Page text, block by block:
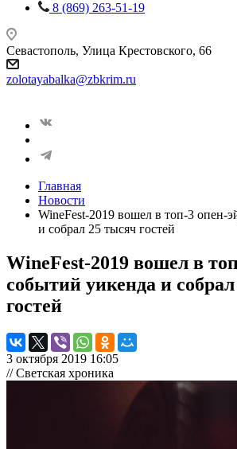
8 (869) 263-51-19
Севастополь, Улица Крестовского, 66
zolotayabalka@zbkrim.ru
Главная
Новости
WineFest-2019 вошел в топ-3 опен-
и собрал 25 тысяч гостей
WineFest-2019 вошел в
событий уикенда и
гостей
3 октября 2019 16:05
// Светская хроника